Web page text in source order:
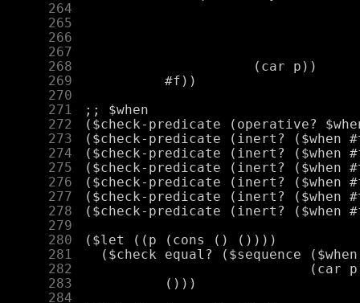
    264
    265
    266
    267
    268
    269
    270
    271
    272
    273
    274
    275
    276
    277
    278
    279
    280
    281
    282
    283
    284